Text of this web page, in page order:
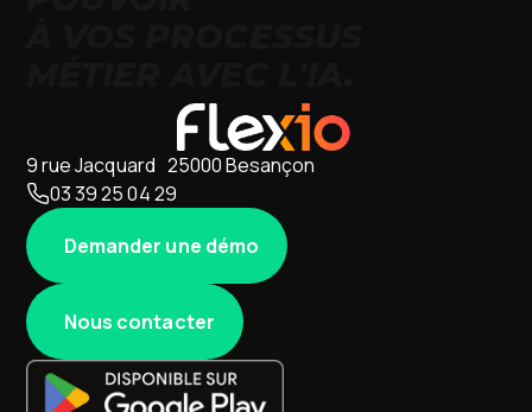
9 rue Jacquard 25000 Besançon
03 39 25 04 29
Demander une démo
Nous contacter